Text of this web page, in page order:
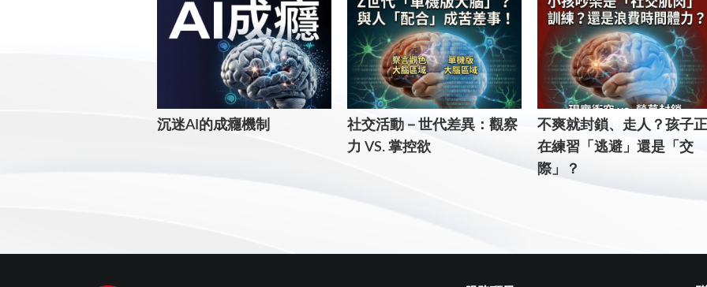
沉迷AI的成癮機制
社交活動－世代差異：觀察
力 VS. 掌控欲
不爽就封鎖、走人？孩子
在練習「逃避」還是「交
際」？